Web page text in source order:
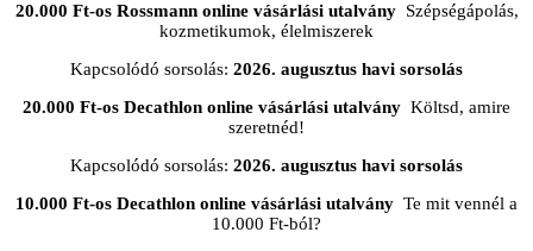
20.000 Ft-os Rossmann online vásárlási utalványSzépségápolás,
kozmetikumok, élelmiszerek
Kapcsolódó sorsolás: 2026. augusztus havi sorsolás
20.000 Ft-os Decathlon online vásárlási utalvány Költsd, amire
szeretnéd!
Kapcsolódó sorsolás: 2026. augusztus havi sorsolás
10.000 Ft-os Decathlon online vásárlási utalvány Te mit vennél a
10.000 Ft-ból?